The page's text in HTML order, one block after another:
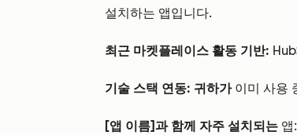
설치하는 앱입니다.
최근 마켓플레이스 활동 기반:
기술 스택 연동: 귀하가 이미 사용
[앱 이름]과 함께 자주 설치되는 앱